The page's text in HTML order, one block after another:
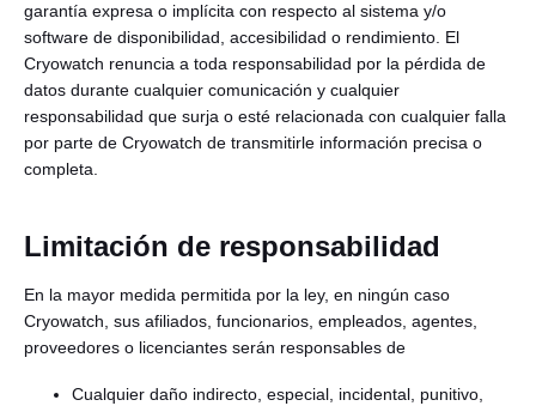
garantía expresa o implícita con respecto al sistema y/o
software de disponibilidad, accesibilidad o rendimiento. El
Cryowatch renuncia a toda responsabilidad por la pérdida de
datos durante cualquier comunicación y cualquier
responsabilidad que surja o esté relacionada con cualquier falla
por parte de Cryowatch de transmitirle información precisa o
completa.
Limitación de responsabilidad
En la mayor medida permitida por la ley, en ningún caso
Cryowatch, sus afiliados, funcionarios, empleados, agentes,
proveedores o licenciantes serán responsables de
Cualquier daño indirecto, especial, incidental, punitivo,